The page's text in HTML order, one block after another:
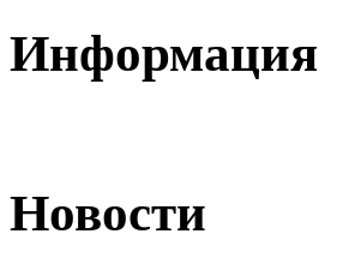
Информация
Новости